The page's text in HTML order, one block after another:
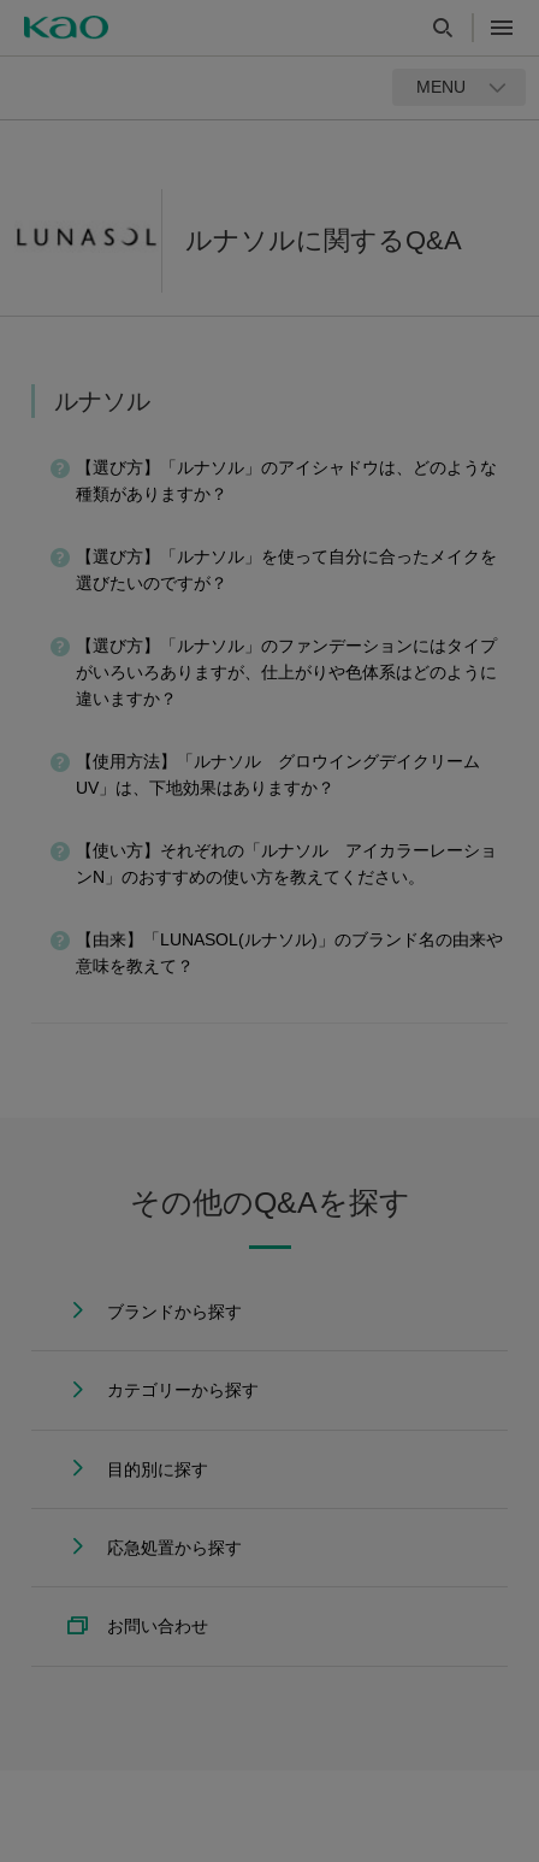
MENU
ルナソルに関するQ&A
ルナソル
【選び方】「ルナソル」のアイシャドウは、どのような
種類がありますか？
【選び方】「ルナソル」を使って自分に合ったメイクを
選びたいのですが？
【選び方】「ルナソル」のファンデーションにはタイプ
がいろいろありますが、仕上がりや色体系はどのように
違いますか？
【使用方法】「ルナソル グロウイングデイクリーム
UV」は、下地効果はありますか？
【使い方】それぞれの「ルナソル アイカラーレーショ
ンN」のおすすめの使い方を教えてください。
【由来】「LUNASOL(ルナソル)」のブランド名の由来や
意味を教えて？
その他のQ&Aを探す
ブランドから探す
カテゴリーから探す
目的別に探す
応急処置から探す
お問い合わせ